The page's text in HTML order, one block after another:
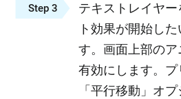
Step 3
テキストレイヤ
ト効果が開始し
す。画面上部の
有効にします。
「平行移動」オ